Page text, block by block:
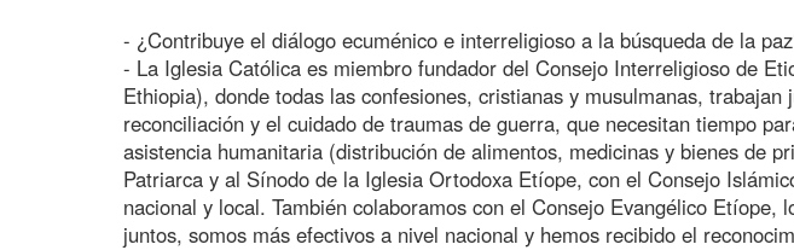
- ¿Contribuye el diálogo ecuménico e interreligioso a la búsqueda de la
- La Iglesia Católica es miembro fundador del Consejo Interreligioso de
Ethiopia), donde todas las confesiones, cristianas y musulmanas, trabajan
reconciliación y el cuidado de traumas de guerra, que necesitan tiempo
asistencia humanitaria (distribución de alimentos, medicinas y bienes de
Patriarca y al Sínodo de la Iglesia Ortodoxa Etíope, con el Consejo
nacional y local. También colaboramos con el Consejo Evangélico Etíope,
juntos, somos más efectivos a nivel nacional y hemos recibido el